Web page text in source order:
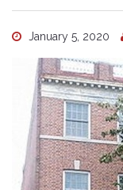
January 5, 2020